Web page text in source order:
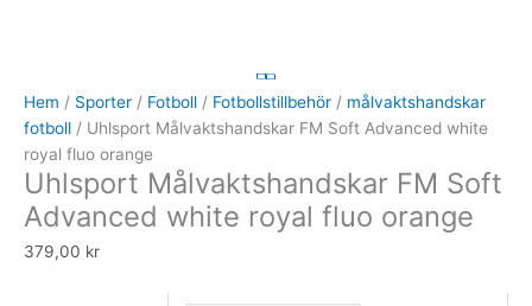
Hem / Sporter / Fotboll / Fotbollstillbehör / målvaktshandskar
fotboll / Uhlsport Målvaktshandskar FM Soft Advanced white
royal fluo orange
Uhlsport Målvaktshandskar FM Soft
Advanced white royal fluo orange
379,00 kr
Soft
Advanced
white
royal
fluo
orange
mängd